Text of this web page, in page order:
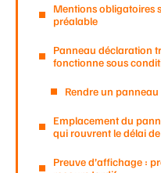
Mentions obligatoires
préalable
Panneau déclaration
fonctionne sous
Rendre un
Emplacement du
qui rouvrent le délai
Preuve d’affichage :